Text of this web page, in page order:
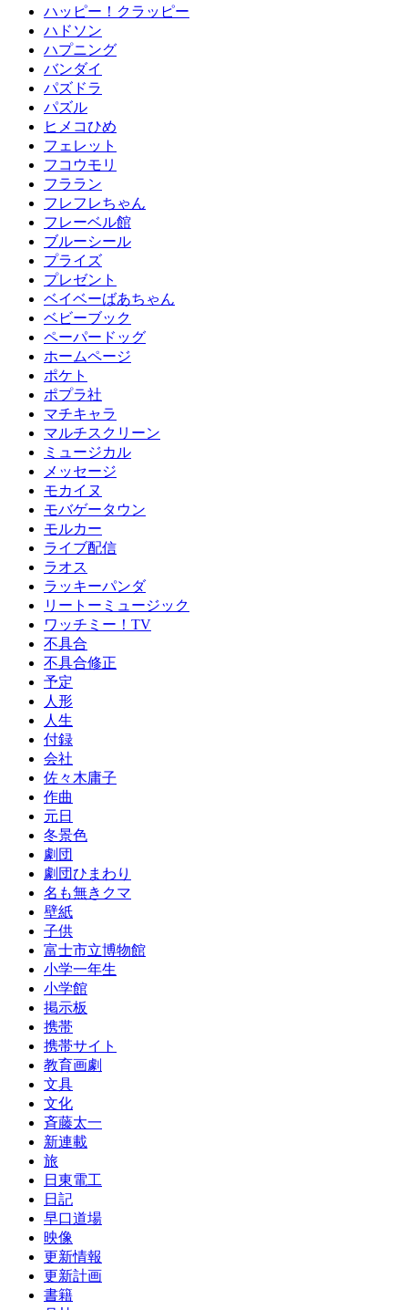
ハッピー！クラッピー
ハドソン
ハプニング
バンダイ
パズドラ
パズル
ヒメコひめ
フェレット
フコウモリ
フララン
フレフレちゃん
フレーベル館
ブルーシール
プライズ
プレゼント
ベイベーばあちゃん
ベビーブック
ペーパードッグ
ホームページ
ポケト
ポプラ社
マチキャラ
マルチスクリーン
ミュージカル
メッセージ
モカイヌ
モバゲータウン
モルカー
ライブ配信
ラオス
ラッキーパンダ
リートーミュージック
ワッチミー！TV
不具合
不具合修正
予定
人形
人生
付録
会社
佐々木庸子
作曲
元日
冬景色
劇団
劇団ひまわり
名も無きクマ
壁紙
子供
富士市立博物館
小学一年生
小学館
掲示板
携帯
携帯サイト
教育画劇
文具
文化
斉藤太一
新連載
旅
日東電工
日記
早口道場
映像
更新情報
更新計画
書籍